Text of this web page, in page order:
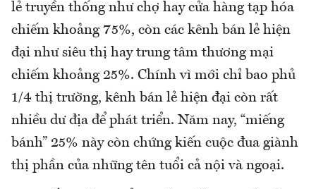
lẻ truyền thống như chợ hay cửa hàng tạp hóa
chiếm khoảng 75%, còn các kênh bán lẻ hiện
đại như siêu thị hay trung tâm thương mại
chiếm khoảng 25%. Chính vì mới chỉ bao phủ
1/4 thị trường, kênh bán lẻ hiện đại còn rất
nhiều dư địa để phát triển. Năm nay, “miếng
bánh” 25% này còn chứng kiến cuộc đua giành
thị phần của những tên tuổi cả nội và ngoại.